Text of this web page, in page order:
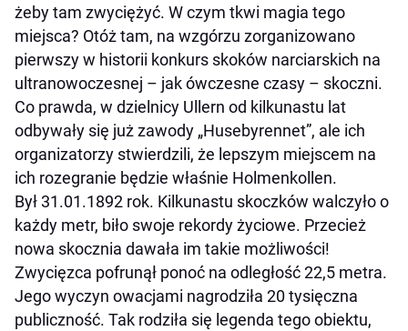
żeby tam zwyciężyć. W czym tkwi magia tego
miejsca? Otóż tam, na wzgórzu zorganizowano
pierwszy w historii konkurs skoków narciarskich na
ultranowoczesnej – jak ówczesne czasy – skoczni.
Co prawda, w dzielnicy Ullern od kilkunastu lat
odbywały się już zawody „Husebyrennet”, ale ich
organizatorzy stwierdzili, że lepszym miejscem na
ich rozegranie będzie właśnie Holmenkollen.
Był 31.01.1892 rok. Kilkunastu skoczków walczyło o
każdy metr, biło swoje rekordy życiowe. Przecież
nowa skocznia dawała im takie możliwości!
Zwycięzca pofrunął ponoć na odległość 22,5 metra.
Jego wyczyn owacjami nagrodziła 20 tysięczna
publiczność. Tak rodziła się legenda tego obiektu,